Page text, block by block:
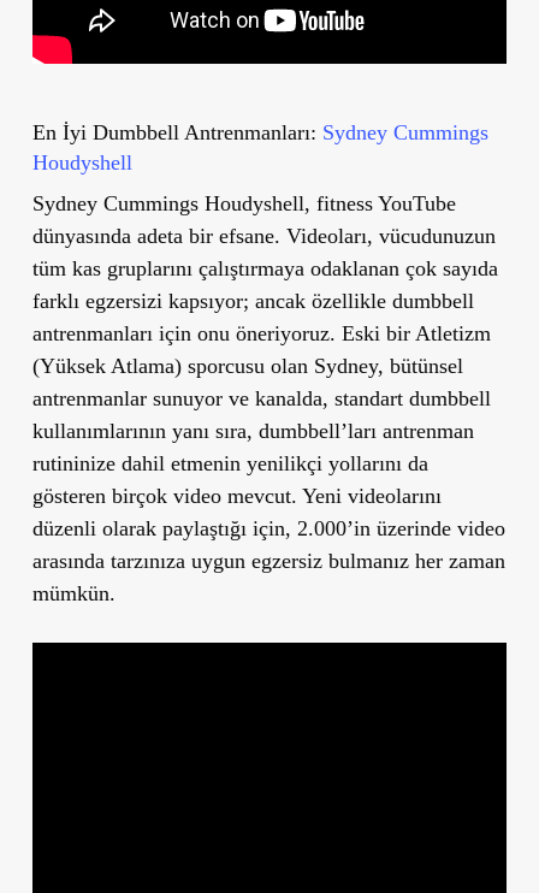
En İyi Dumbbell Antrenmanları: Sydney Cummings
Houdyshell
Sydney Cummings Houdyshell, fitness YouTube
dünyasında adeta bir efsane. Videoları, vücudunuzun
tüm kas gruplarını çalıştırmaya odaklanan çok sayıda
farklı egzersizi kapsıyor; ancak özellikle dumbbell
antrenmanları için onu öneriyoruz. Eski bir Atletizm
(Yüksek Atlama) sporcusu olan Sydney, bütünsel
antrenmanlar sunuyor ve kanalda, standart dumbbell
kullanımlarının yanı sıra, dumbbell’ları antrenman
rutininize dahil etmenin yenilikçi yollarını da
gösteren birçok video mevcut. Yeni videolarını
düzenli olarak paylaştığı için, 2.000’in üzerinde video
arasında tarzınıza uygun egzersiz bulmanız her zaman
mümkün.